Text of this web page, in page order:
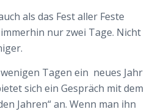
als das Fest aller Feste
nur zwei Tage. Nicht
Tagen ein neues Jahr
sich ein Gespräch mit dem
Jahren“ an. Wenn man ihn